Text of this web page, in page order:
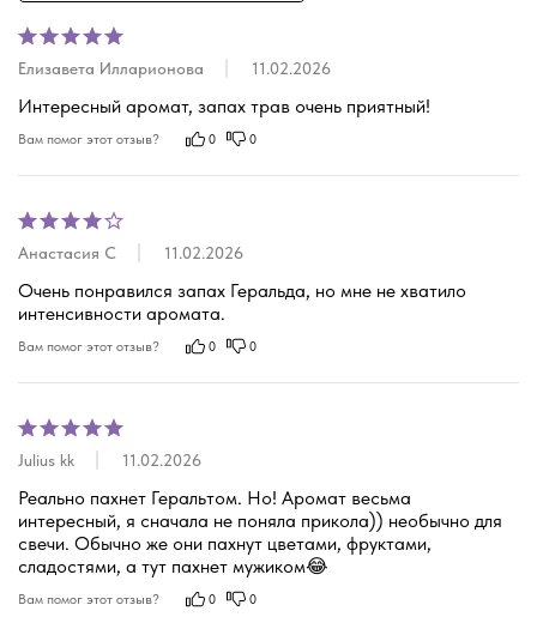
Елизавета Илларионова 11.02.2026
Интересный аромат, запах трав очень приятный!
Вам помог этот отзыв? 0 0
Анастасия С 11.02.2026
Очень понравился запах Геральда, но мне не хватило
интенсивности аромата.
Вам помог этот отзыв? 0 0
Julius kk 11.02.2026
Реально пахнет Геральтом. Но! Аромат весьма
интересный, я сначала не поняла прикола)) необычно для
свечи. Обычно же они пахнут цветами, фруктами,
сладостями, а тут пахнет мужиком😂
Вам помог этот отзыв? 0 0